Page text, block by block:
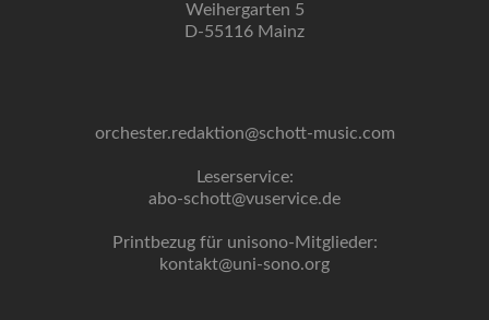
Weihergarten 5
D-55116 Mainz
orchester.redaktion@schott-music.com
Leserservice:
abo-schott@vuservice.de
Printbezug für unisono-Mitglieder:
kontakt@uni-sono.org